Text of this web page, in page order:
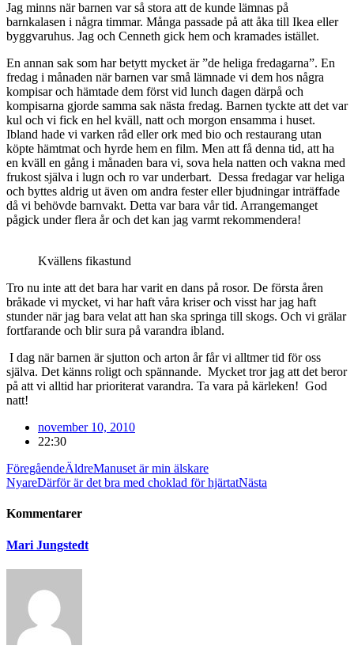
Jag minns när barnen var så stora att de kunde lämnas på
barnkalasen i några timmar. Många passade på att åka till Ikea eller
byggvaruhus. Jag och Cenneth gick hem och kramades istället.
En annan sak som har betytt mycket är ”de heliga fredagarna”. En
fredag i månaden när barnen var små lämnade vi dem hos några
kompisar och hämtade dem först vid lunch dagen därpå och
kompisarna gjorde samma sak nästa fredag. Barnen tyckte att det var
kul och vi fick en hel kväll, natt och morgon ensamma i huset.
Ibland hade vi varken råd eller ork med bio och restaurang utan
köpte hämtmat och hyrde hem en film. Men att få denna tid, att ha
en kväll en gång i månaden bara vi, sova hela natten och vakna med
frukost själva i lugn och ro var underbart. Dessa fredagar var heliga
och byttes aldrig ut även om andra fester eller bjudningar inträffade
då vi behövde barnvakt. Detta var bara vår tid. Arrangemanget
pågick under flera år och det kan jag varmt rekommendera!
Kvällens fikastund
Tro nu inte att det bara har varit en dans på rosor. De första åren
bråkade vi mycket, vi har haft våra kriser och visst har jag haft
stunder när jag bara velat att han ska springa till skogs. Och vi grälar
fortfarande och blir sura på varandra ibland.
I dag när barnen är sjutton och arton år får vi alltmer tid för oss
själva. Det känns roligt och spännande. Mycket tror jag att det beror
på att vi alltid har prioriterat varandra. Ta vara på kärleken! God
natt!
november 10, 2010
22:30
FöregåendeÄldreManuset är min älskare
NyareDärför är det bra med choklad för hjärtatNästa
Kommentarer
Mari Jungstedt